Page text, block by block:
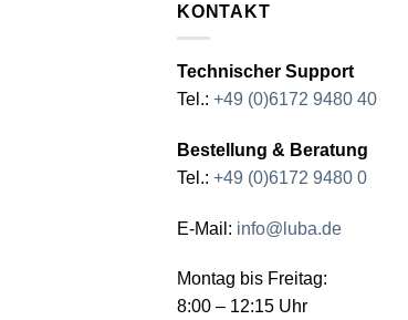
KONTAKT
Technischer Support
Tel.: +49 (0)6172 9480 40
Bestellung & Beratung
Tel.: +49 (0)6172 9480 0
E-Mail: info@luba.de
Montag bis Freitag:
8:00 – 12:15 Uhr